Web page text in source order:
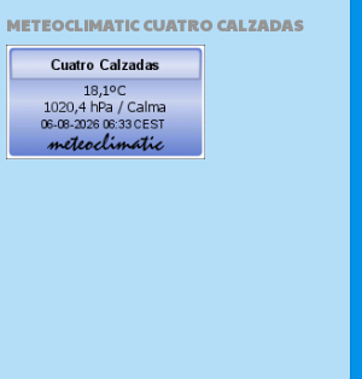
METEOCLIMATIC CUATRO CALZADAS